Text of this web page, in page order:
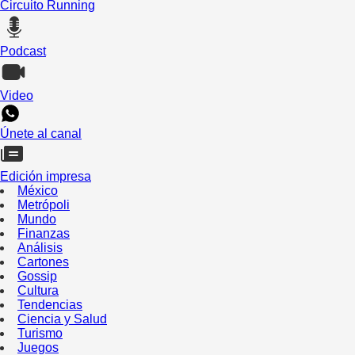
Circuito Running
Podcast
Video
Únete al canal
Edición impresa
México
Metrópoli
Mundo
Finanzas
Análisis
Cartones
Gossip
Cultura
Tendencias
Ciencia y Salud
Turismo
Juegos